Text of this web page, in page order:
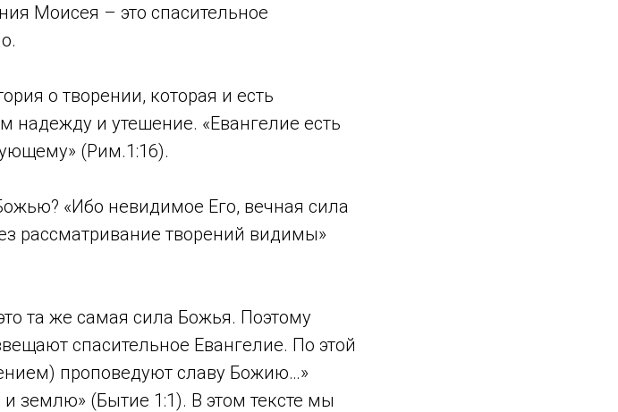
Моисея – это спасительное
о творении, которая и есть
надежду и утешение. «Евангелие есть
(Рим.1:16).
«Ибо невидимое Его, вечная сила
рассматривание творений видимы»
та же самая сила Божья. Поэтому
спасительное Евангелие. По этой
проповедуют славу Божию…»
землю» (Бытие 1:1). В этом тексте мы